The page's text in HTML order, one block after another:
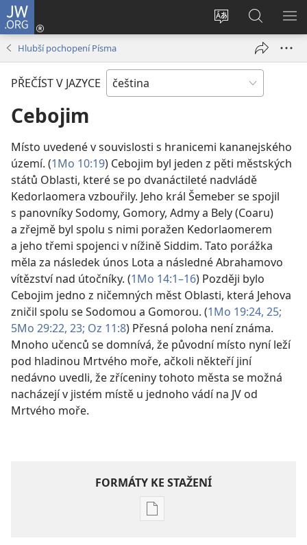
JW.ORG
Změnit
stránek
Přihlásit
se
okno)
Hledat
na
JW.ORG
Hlubší pochopení Písma
PŘEČÍST V JAZYCE
Cebojim
Místo uvedené v souvislosti s hranicemi kananejského
území. (1Mo 10:19) Cebojim byl jeden z pěti městských
států Oblasti, které se po dvanáctileté nadvládě
Kedorlaomera vzbouřily. Jeho král Šemeber se spojil
s panovníky Sodomy, Gomory, Admy a Bely (Coaru)
a zřejmě byl spolu s nimi poražen Kedorlaomerem
a jeho třemi spojenci v nížině Siddim. Tato porážka
měla za následek únos Lota a následné Abrahamovo
vítězství nad útočníky. (1Mo 14:1–16) Později bylo
Cebojim jedno z ničemných měst Oblasti, která Jehova
zničil spolu se Sodomou a Gomorou. (1Mo 19:24, 25;
5Mo 29:22, 23; Oz 11:8) Přesná poloha není známa.
Mnoho učenců se domnívá, že původní místo nyní leží
pod hladinou Mrtvého moře, ačkoli někteří jiní
nedávno uvedli, že zříceniny tohoto města se možná
nacházejí v jistém místě u jednoho vádí na JV od
Mrtvého moře.
FORMÁTY KE STAŽENÍ
Formáty